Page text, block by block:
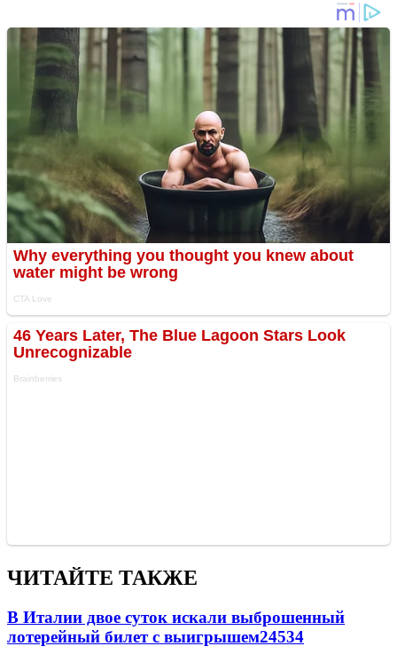
ЧИТАЙТЕ ТАКЖЕ
В Италии двое суток искали выброшенный
лотерейный билет с выигрышем24534